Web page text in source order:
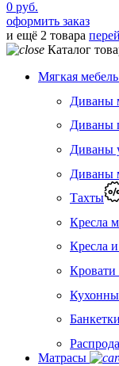
0 руб.
оформить заказ
и ещё 2 товара
Каталог
Мягкая мебель
Диваны
Диваны
Диваны
Диваны
Тахты
Кресла
Кресла
Кровати
Матрасы